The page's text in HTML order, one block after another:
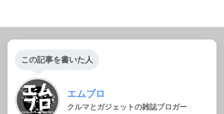
この記事を書いた人
エムブロ
クルマとガジェットの雑誌ブロガー